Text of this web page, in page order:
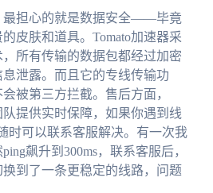
最担心的就是数据安全——毕竟
皮肤和道具。Tomato加速器采
所有传输的数据包都经过加密
泄露。而且它的专线传输功
被第三方拦截。售后方面，
队提供实时保障，如果你遇到线
时可以联系客服解决。有一次我
飙升到300ms，联系客服后，
到了一条更稳定的线路，问题